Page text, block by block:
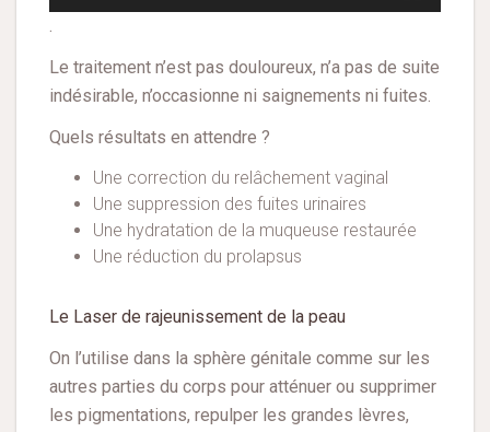
.
Le traitement n’est pas douloureux, n’a pas de suite
indésirable, n’occasionne ni saignements ni fuites.
Quels résultats en attendre ?
Une correction du relâchement vaginal
Une suppression des fuites urinaires
Une hydratation de la muqueuse restaurée
Une réduction du prolapsus
Le Laser de rajeunissement de la peau
On l’utilise dans la sphère génitale comme sur les
autres parties du corps pour atténuer ou supprimer
les pigmentations, repulper les grandes lèvres,